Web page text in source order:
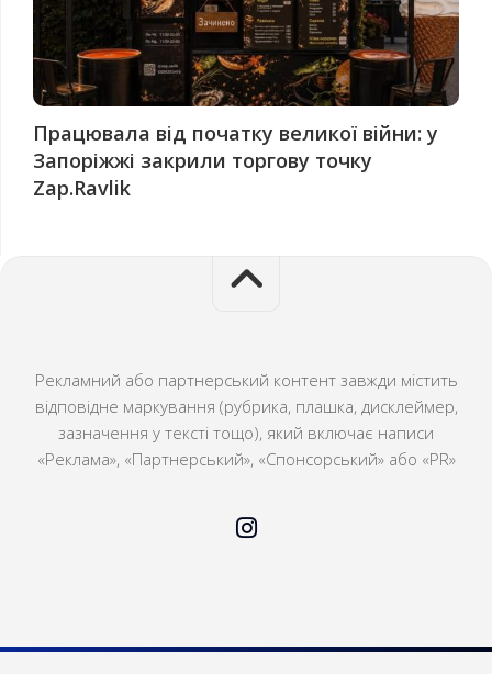
Працювала від початку великої війни: у
Запоріжжі закрили торгову точку
Zap.Ravlik
Рекламний або партнерський контент завжди містить
відповідне маркування (рубрика, плашка, дисклеймер,
зазначення у тексті тощо), який включає написи
«Реклама», «Партнерський», «Спонсорський» або «PR»